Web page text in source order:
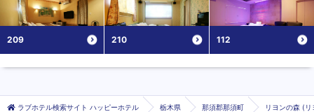
209 210 112
ラブホテル検索サイト ハッピーホテル 栃木県 那須郡那須町 リヨンの森 (